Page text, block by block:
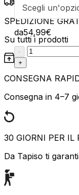
Scegli
da54,99€
:product_name
-
+
SPEDIZIONE
Su tutti i prodotti
CONSEGNA
Consegna in 4–7
30 GIORNI PER IL
Da Tapiso ti